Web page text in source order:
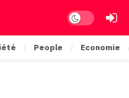
Dark mode
People Economie